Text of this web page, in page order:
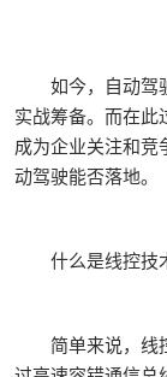
如今，自动驾驶
实战筹备。而在此
成为企业关注和竞
动驾驶能否落地。
什么是线控技
简单来说，线控